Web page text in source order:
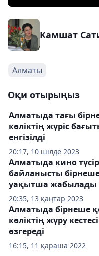
Камшат
Алматы
Оқи отырыңыз
20:17, 10 шілде 2023
Алматыда тағы
көліктің жүріс
енгізілді
20:35, 13 қаңтар 2023
Алматыда кино
байланысты
уақытша жабылады
16:15, 11 қараша 2022
Алматыда бірнеше
көліктің жүру
өзгереді